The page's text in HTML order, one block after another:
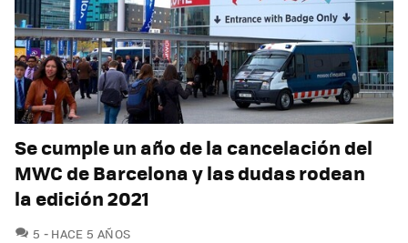
Se cumple un año de la cancelación del
MWC de Barcelona y las dudas rodean
la edición 2021
5 COMENTARIOS
HACE 5 AÑOS